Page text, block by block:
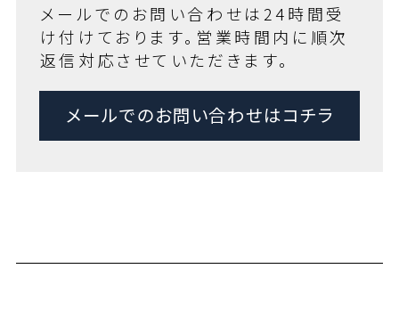
メールでのお問い合わせは24時間受
け付けております。営業時間内に順次
返信対応させていただきます。
メールでのお問い合わせはコチラ